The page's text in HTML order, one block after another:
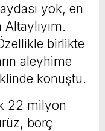
yok, en
birlikte
aleyhime
konuştu.
22 milyon
borç